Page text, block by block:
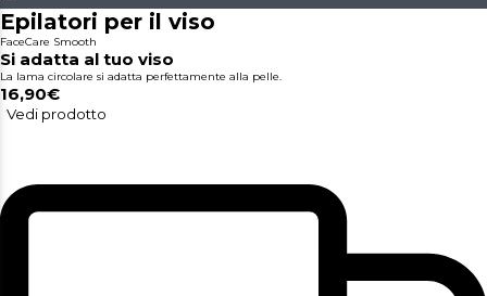
Epilatori per il viso
FaceCare Smooth
Si adatta al tuo viso
La lama circolare si adatta perfettamente alla pelle.
16,90€
Vedi prodotto